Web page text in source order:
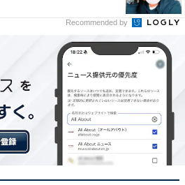
Recommended by